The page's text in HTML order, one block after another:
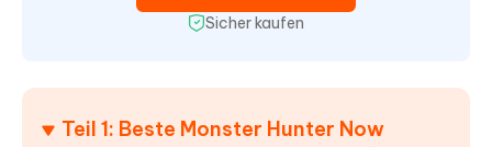
Sicher kaufen
Teil 1: Beste Monster Hunter Now